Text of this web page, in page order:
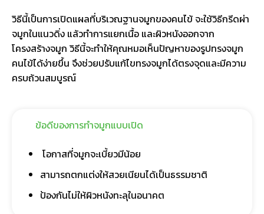
วิธีนี้เป็นการเปิดแผลที่บริเวณฐานจมูกของคนไข้ จะใช้วิธีกรีดผ่า
จมูกในแนวดิ่ง แล้วทำการแยกเนื้อ และผิวหนังออกจาก
โครงสร้างจมูก วิธีนี้จะทำให้คุณหมอเห็นปัญหาของรูปทรงจมูก
คนไข้ได้ง่ายขึ้น จึงช่วยปรับแก้ไขทรงจมูกได้ตรงจุดและมีความ
ครบถ้วนสมบูรณ์
ข้อดีของการทำจมูกแบบเปิด
โอกาสที่จมูกจะเบี้ยวมีน้อย
สามารถตกแต่งให้สวยเนียนได้เป็นธรรมชาติ
ป้องกันไม่ให้ผิวหนังทะลุในอนาคต